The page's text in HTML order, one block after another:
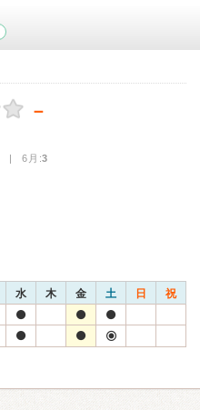
－
| 6月:3
水 木 金 土 日 祝